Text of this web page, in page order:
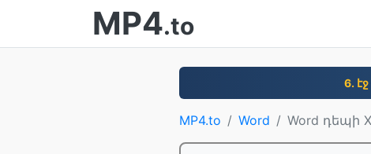
MP4.to
6. էջ
MP4.to Word Word դեպի